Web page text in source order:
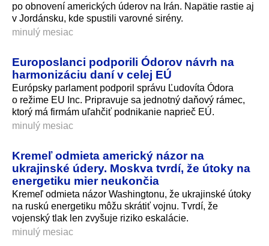
po obnovení amerických úderov na Irán. Napätie rastie aj
v Jordánsku, kde spustili varovné sirény.
minulý mesiac
Europoslanci podporili Ódorov návrh na
harmonizáciu daní v celej EÚ
Európsky parlament podporil správu Ľudovíta Ódora
o režime EU Inc. Pripravuje sa jednotný daňový rámec,
ktorý má firmám uľahčiť podnikanie naprieč EÚ.
minulý mesiac
Kremeľ odmieta americký názor na
ukrajinské údery. Moskva tvrdí, že útoky na
energetiku mier neukončia
Kremeľ odmieta názor Washingtonu, že ukrajinské útoky
na ruskú energetiku môžu skrátiť vojnu. Tvrdí, že
vojenský tlak len zvyšuje riziko eskalácie.
minulý mesiac